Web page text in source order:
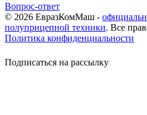
Вопрос-ответ
© 2026 ЕвразКомМаш -
полуприцепной техники. Все
Политика конфиденциальности
Подписаться на рассылку